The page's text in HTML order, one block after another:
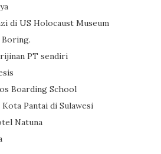
di US Holocaust Museum
PT sendiri
Boarding School
Pantai di Sulawesi
Natuna